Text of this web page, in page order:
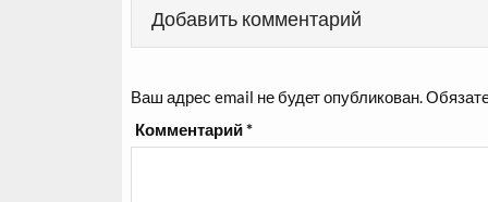
Добавить комментарий
Ваш адрес email не будет опубликован.
Комментарий*